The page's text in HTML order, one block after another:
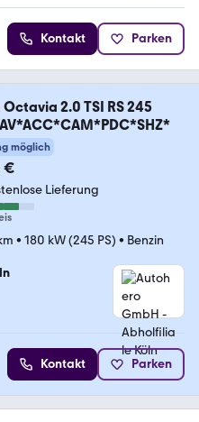
Kontakt Parken
2.0 TSI RS 245
möglich
€
Lieferung
• 180 kW (245 PS) • Benzin
Kontakt Parken